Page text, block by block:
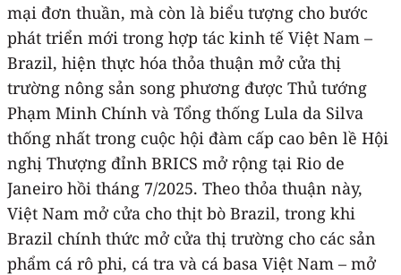
mại đơn thuần, mà còn là biểu tượng cho bước
phát triển mới trong hợp tác kinh tế Việt Nam –
Brazil, hiện thực hóa thỏa thuận mở cửa thị
trường nông sản song phương được Thủ tướng
Phạm Minh Chính và Tổng thống Lula da Silva
thống nhất trong cuộc hội đàm cấp cao bên lề Hội
nghị Thượng đỉnh BRICS mở rộng tại Rio de
Janeiro hồi tháng 7/2025. Theo thỏa thuận này,
Việt Nam mở cửa cho thịt bò Brazil, trong khi
Brazil chính thức mở cửa thị trường cho các sản
phẩm cá rô phi, cá tra và cá basa Việt Nam – mở